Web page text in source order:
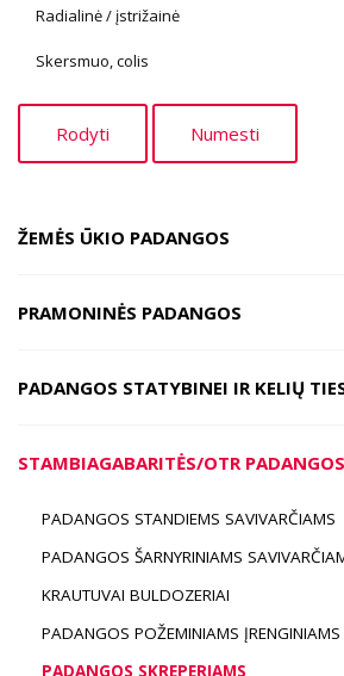
Radialinė / įstrižainė
Skersmuo, colis
ŽEMĖS ŪKIO PADANGOS
PRAMONINĖS PADANGOS
PADANGOS STATYBINEI IR KELIŲ
STAMBIAGABARITĖS/OTR PADANGOS
PADANGOS STANDIEMS SAVIVARČIAMS
PADANGOS ŠARNYRINIAMS
KRAUTUVAI BULDOZERIAI
PADANGOS POŽEMINIAMS ĮRENGINIAMS
PADANGOS SKREPERIAMS